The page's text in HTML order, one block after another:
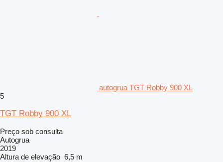
autogrua TGT Robby 900 XL
5
TGT Robby 900 XL
Preço sob consulta
Autogrua
2019
Altura de elevação 6,5 m